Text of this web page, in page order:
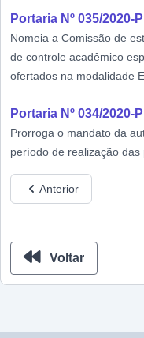
Portaria Nº 035/2020-
Nomeia a Comissão de
de controle acadêmico
ofertados na modalidade
Portaria Nº 034/2020-
Prorroga o mandato da
período de realização das
Anterior
Voltar